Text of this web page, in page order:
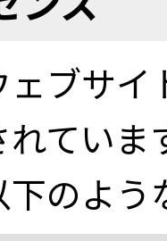
ェブサ
れていま
下のよ